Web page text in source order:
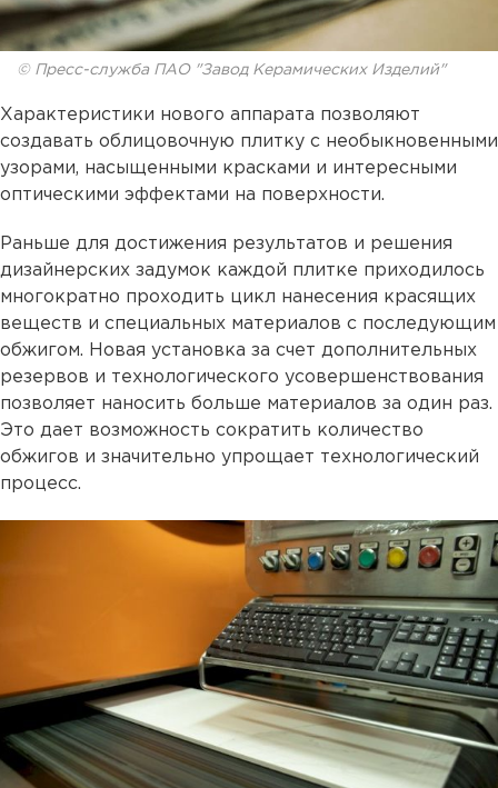
© Пресс-служба ПАО "Завод Керамических Изделий"
Характеристики нового аппарата позволяют
создавать облицовочную плитку с необыкновенными
узорами, насыщенными красками и интересными
оптическими эффектами на поверхности.
Раньше для достижения результатов и решения
дизайнерских задумок каждой плитке приходилось
многократно проходить цикл нанесения красящих
веществ и специальных материалов с последующим
обжигом. Новая установка за счет дополнительных
резервов и технологического усовершенствования
позволяет наносить больше материалов за один раз.
Это дает возможность сократить количество
обжигов и значительно упрощает технологический
процесс.